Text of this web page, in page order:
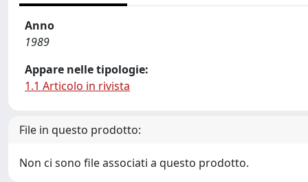
Anno
1989
Appare nelle tipologie:
1.1 Articolo in rivista
File in questo prodotto:
Non ci sono file associati a questo prodotto.